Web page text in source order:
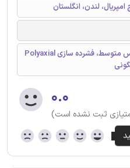
لندن، انگلستان
روند شکست، سنگ تاثیر اصلی استرس متوسط، فشرده سازی Polyaxial
۰.۰
ثبت نشده است)